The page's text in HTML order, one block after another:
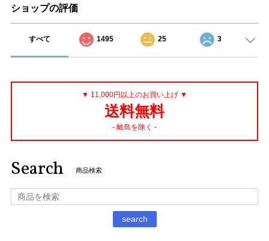
ショップの評価
すべて 1495 25 3
▼ 11,000円以上のお買い上げ ▼
送料無料
- 離島を除く -
Search 商品検索
search